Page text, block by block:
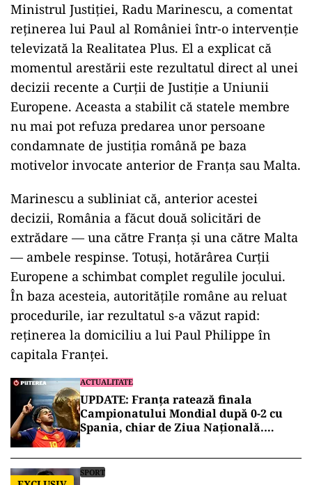
Ministrul Justiției, Radu Marinescu, a comentat
reținerea lui Paul al României într-o intervenție
televizată la Realitatea Plus. El a explicat că
momentul arestării este rezultatul direct al unei
decizii recente a Curții de Justiție a Uniunii
Europene. Aceasta a stabilit că statele membre
nu mai pot refuza predarea unor persoane
condamnate de justiția română pe baza
motivelor invocate anterior de Franța sau Malta.
Marinescu a subliniat că, anterior acestei
decizii, România a făcut două solicitări de
extrădare — una către Franța și una către Malta
— ambele respinse. Totuși, hotărârea Curții
Europene a schimbat complet regulile jocului.
În baza acesteia, autoritățile române au reluat
procedurile, iar rezultatul s-a văzut rapid:
reținerea la domiciliu a lui Paul Philippe în
capitala Franței.
ACTUALITATE
UPDATE: Franța ratează finala
Campionatului Mondial după 0-2 cu
Spania, chiar de Ziua Națională.
SPORT